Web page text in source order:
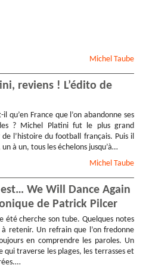
Michel Taube
reviens ! L’édito de
il qu’en France que l’on abandonne ses
? Michel Platini fut le plus grand
de l’histoire du football français. Puis il
à un, tous les échelons jusqu’à…
Michel Taube
We Will Dance Again
de Patrick Pilcer
été cherche son tube. Quelques notes
à retenir. Un refrain que l’on fredonne
en comprendre les paroles. Un
qui traverse les plages, les terrasses et